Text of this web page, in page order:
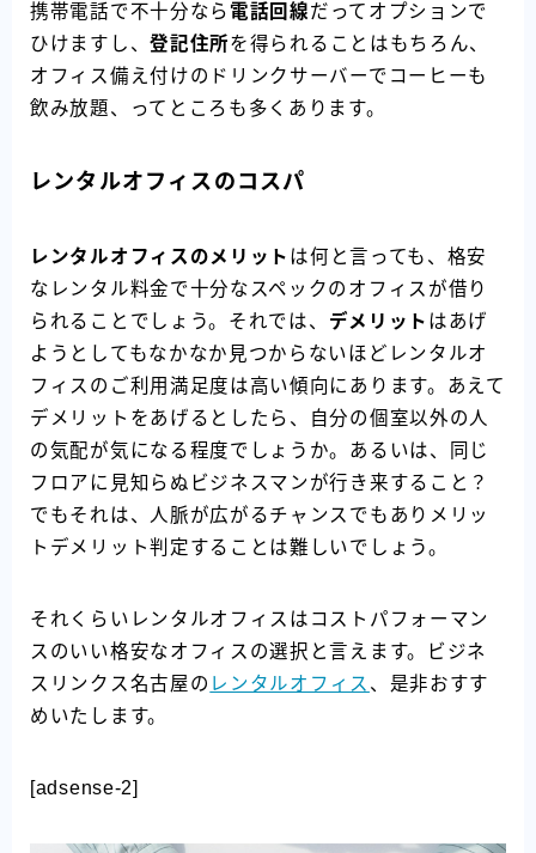
携帯電話で不十分なら 電話回線だってオプションで
ひけますし、登記住所を得られることはもちろん、
オフィス備え付けのドリンクサーバーでコーヒーも
飲み放題、ってところも多くあります。
レンタルオフィスのコスパ
レンタルオフィスのメリット は何と言っても、格安
なレンタル料金で十分なスペックのオフィスが借り
られることでしょう。それでは、 デメリット はあげ
ようとしてもなかなか見つからないほどレンタルオ
フィスのご利用満足度は高い傾向にあります。あえて
デメリットをあげるとしたら、自分の個室以外の人
の気配が気になる程度でしょうか。あるいは、同じ
フロアに見知らぬビジネスマンが行き来すること？
でもそれは、人脈が広がるチャンスでもありメリッ
トデメリット判定することは難しいでしょう。
それくらいレンタルオフィスはコストパフォーマン
スのいい格安なオフィスの選択と言えます。ビジネ
スリンクス名古屋の レンタルオフィス 、是非おすす
めいたします。
[adsense-2]